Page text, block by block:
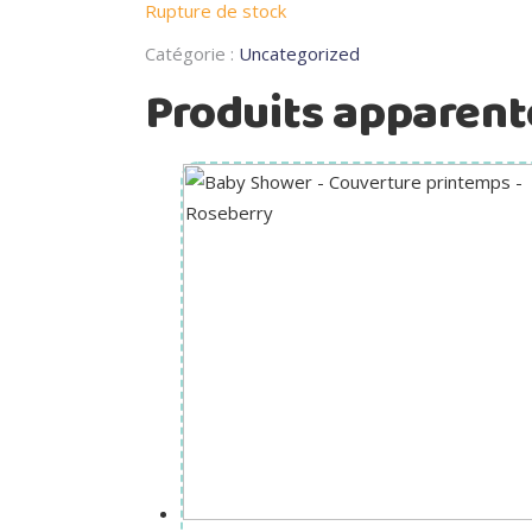
Rupture de stock
Catégorie : Uncategorized
Produits